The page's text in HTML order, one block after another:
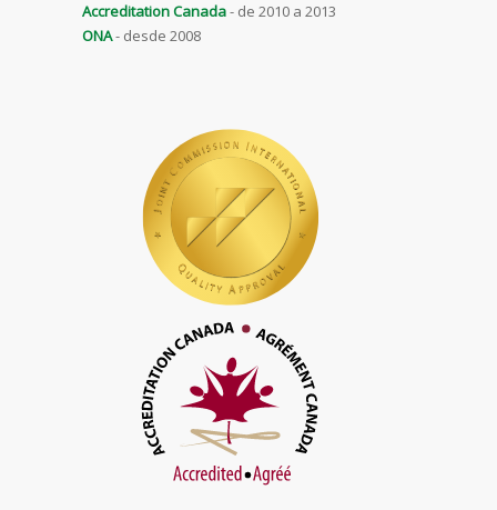
Accreditation Canada- de 2010 a 2013
ONA- desde 2008